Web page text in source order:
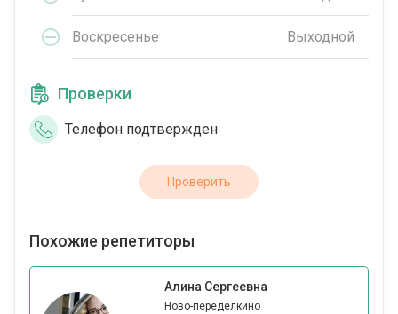
Воскресенье Выходной
Проверки
Телефон подтвержден
Проверить
Похожие репетиторы
Алина Сергеевна
Ново-переделкино